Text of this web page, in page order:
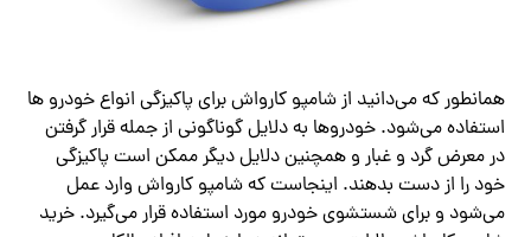
همانطور که می‌دانید از شامپو کارواش برای پاکیزگی انواع خودرو ها
استفاده می‌شود. خودروها به دلایل گوناگونی از جمله قرار گرفتن
در معرض گرد و غبار و همچنین دلایل دیگر ممکن است پاکیزگی
خود را از دست بدهند. اینجاست که شامپو کارواش وارد عمل
می‌شود و برای شستشوی خودرو مورد استفاده قرار می‌گیرد. خرید